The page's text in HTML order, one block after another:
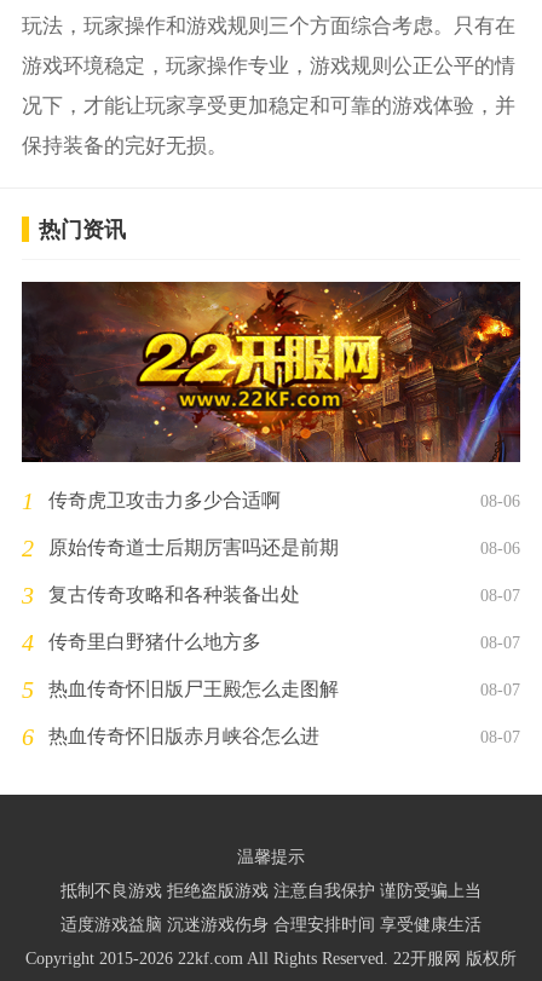
玩法，玩家操作和游戏规则三个方面综合考虑。只有在
游戏环境稳定，玩家操作专业，游戏规则公正公平的情
况下，才能让玩家享受更加稳定和可靠的游戏体验，并
保持装备的完好无损。
热门资讯
1 传奇虎卫攻击力多少合适啊 08-06
2 原始传奇道士后期厉害吗还是前期 08-06
3 复古传奇攻略和各种装备出处 08-07
4 传奇里白野猪什么地方多 08-07
5 热血传奇怀旧版尸王殿怎么走图解 08-07
6 热血传奇怀旧版赤月峡谷怎么进 08-07
温馨提示
抵制不良游戏 拒绝盗版游戏 注意自我保护 谨防受骗上当
适度游戏益脑 沉迷游戏伤身 合理安排时间 享受健康生活
Copyright 2015-2026 22kf.com All Rights Reserved. 22开服网 版权所